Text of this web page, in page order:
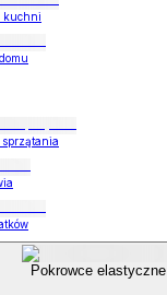
kuchni
sprzątania
Pokrowce elastyczne